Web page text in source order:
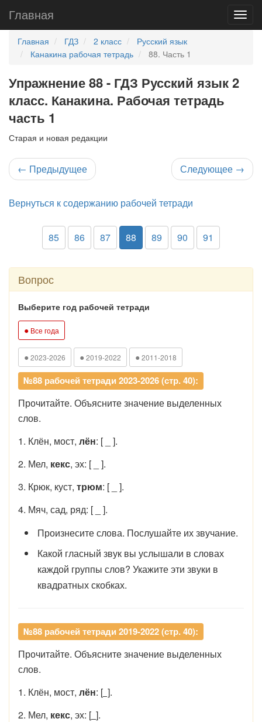
Главная
Главная ГДЗ 2 класс
Русский язык
Канакина рабочая тетрадь
88. Часть 1
Упражнение 88 - ГДЗ Русский язык 2
класс. Канакина. Рабочая тетрадь
часть 1
Старая и новая редакции
← Предыдущее Следующее →
Вернуться к содержанию рабочей тетради
85 86 87 88 89 90 91
Вопрос
Выберите год рабочей тетради
● Все года
● 2023-2026 ● 2019-2022 ● 2011-2018
№88 рабочей тетради 2023-2026 (стр. 40):
Прочитайте. Объясните значение выделенных
слов.
1. Клён, мост, лён: [ _ ].
2. Мел, кекс, эх: [ _ ].
3. Крюк, куст, трюм: [ _ ].
4. Мяч, сад, ряд: [ _ ].
Произнесите слова. Послушайте их звучание.
Какой гласный звук вы услышали в словах
каждой группы слов? Укажите эти звуки в
квадратных скобках.
№88 рабочей тетради 2019-2022 (стр. 40):
Прочитайте. Объясните значение выделенных
слов.
1. Клён, мост, лён: [ ].
2. Мел, кекс, эх: [ ].